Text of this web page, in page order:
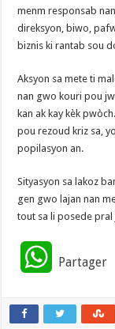
menm responsab
direksyon, biwo,
biznis ki rantab sou
Aksyon sa mete ti
nan gwo kouri pou
kan ak kay kèk
pou rezoud kriz sa,
popilasyon an.
Sityasyon sa lakoz
gen gwo lajan nan
tout sa li posede pral
W
a
Partager